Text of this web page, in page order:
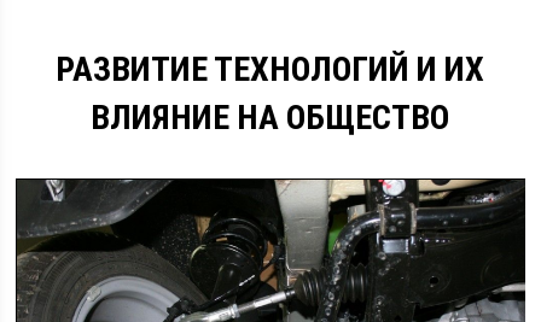
РАЗВИТИЕ ТЕХНОЛОГИЙ И ИХ
ВЛИЯНИЕ НА ОБЩЕСТВО